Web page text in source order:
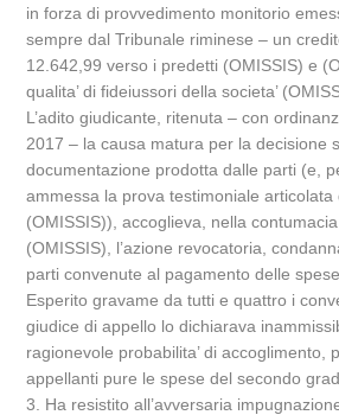
in forza di provvedimento monitorio
sempre dal Tribunale riminese – un
12.642,99 verso i predetti (OMISSIS) e
qualita’ di fideiussori della societa’
L’adito giudicante, ritenuta – con
2017 – la causa matura per la decisione
documentazione prodotta dalle parti (e,
ammessa la prova testimoniale articolata
(OMISSIS)), accoglieva, nella
(OMISSIS), l’azione revocatoria,
parti convenute al pagamento delle
Esperito gravame da tutti e quattro i
giudice di appello lo dichiarava
ragionevole probabilita’ di accoglimento,
appellanti pure le spese del secondo
3. Ha resistito all’avversaria